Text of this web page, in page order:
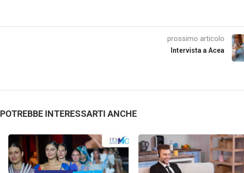
prossimo articolo
Intervista a Acea
POTREBBE INTERESSARTI ANCHE